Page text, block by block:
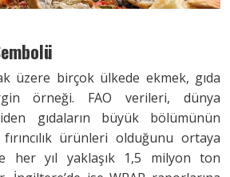
üzere birçok ülkede ekmek, gıda
örneği. FAO verileri, dünya
gıdaların büyük bölümünün
ürünleri olduğunu ortaya
her yıl yaklaşık 1,5 milyon ton